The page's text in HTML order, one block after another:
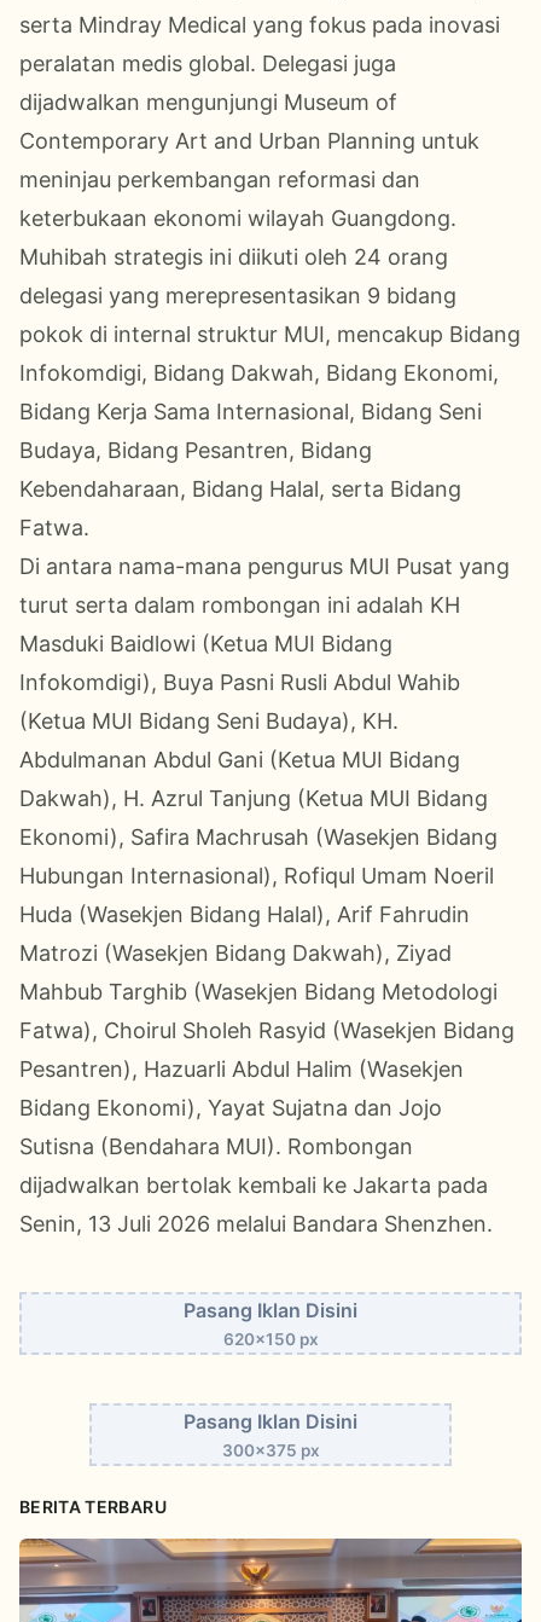
serta Mindray Medical yang fokus pada inovasi
peralatan medis global. Delegasi juga
dijadwalkan mengunjungi Museum of
Contemporary Art and Urban Planning untuk
meninjau perkembangan reformasi dan
keterbukaan ekonomi wilayah Guangdong.
Muhibah strategis ini diikuti oleh 24 orang
delegasi yang merepresentasikan 9 bidang
pokok di internal struktur MUI, mencakup Bidang
Infokomdigi, Bidang Dakwah, Bidang Ekonomi,
Bidang Kerja Sama Internasional, Bidang Seni
Budaya, Bidang Pesantren, Bidang
Kebendaharaan, Bidang Halal, serta Bidang
Fatwa.
Di antara nama-mana pengurus MUI Pusat yang
turut serta dalam rombongan ini adalah KH
Masduki Baidlowi (Ketua MUI Bidang
Infokomdigi), Buya Pasni Rusli Abdul Wahib
(Ketua MUI Bidang Seni Budaya), KH.
Abdulmanan Abdul Gani (Ketua MUI Bidang
Dakwah), H. Azrul Tanjung (Ketua MUI Bidang
Ekonomi), Safira Machrusah (Wasekjen Bidang
Hubungan Internasional), Rofiqul Umam Noeril
Huda (Wasekjen Bidang Halal), Arif Fahrudin
Matrozi (Wasekjen Bidang Dakwah), Ziyad
Mahbub Targhib (Wasekjen Bidang Metodologi
Fatwa), Choirul Sholeh Rasyid (Wasekjen Bidang
Pesantren), Hazuarli Abdul Halim (Wasekjen
Bidang Ekonomi), Yayat Sujatna dan Jojo
Sutisna (Bendahara MUI). Rombongan
dijadwalkan bertolak kembali ke Jakarta pada
Senin, 13 Juli 2026 melalui Bandara Shenzhen.
Pasang Iklan Disini
620x150 px
Pasang Iklan Disini
300x375 px
BERITA TERBARU